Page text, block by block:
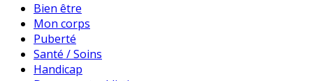
Bien être
Mon corps
Puberté
Santé / Soins
Handicap